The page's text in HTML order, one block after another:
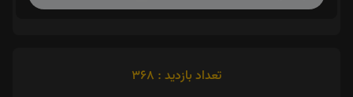
تعداد بازدید : 368